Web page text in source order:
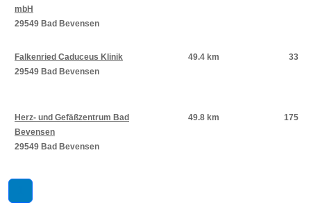
mbH
29549 Bad Bevensen
Falkenried Caduceus Klinik
29549 Bad Bevensen
49.4 km 33
Herz- und Gefäßzentrum Bad
Bevensen
29549 Bad Bevensen
49.8 km 175